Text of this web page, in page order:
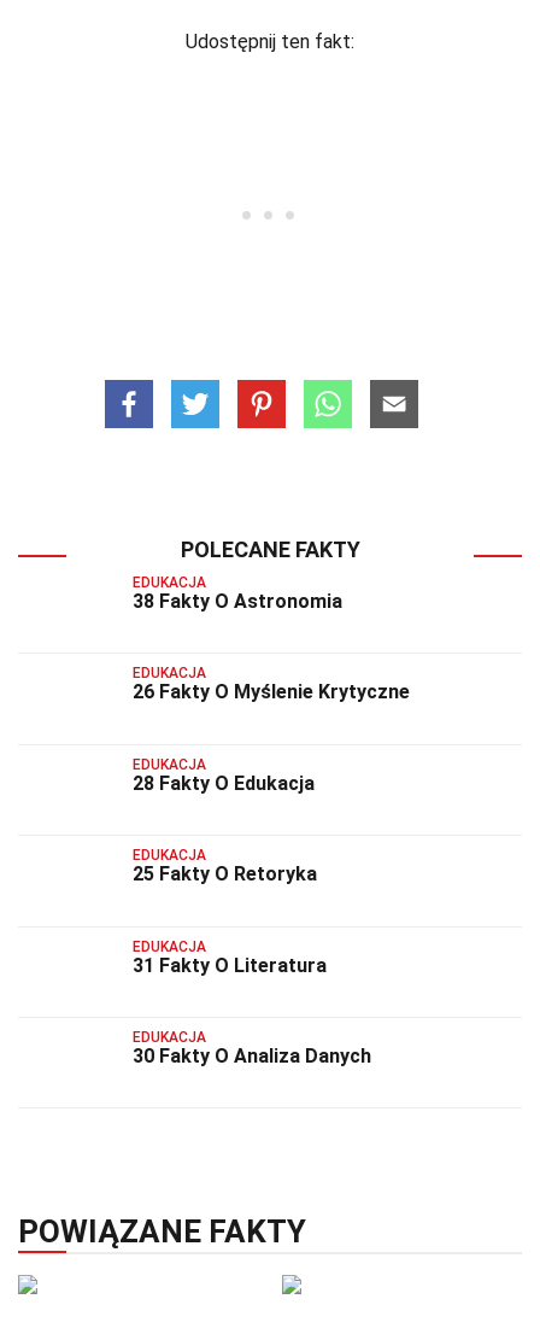
Udostępnij ten fakt:
POLECANE FAKTY
EDUKACJA
38 Fakty O Astronomia
EDUKACJA
26 Fakty O Myślenie Krytyczne
EDUKACJA
28 Fakty O Edukacja
EDUKACJA
25 Fakty O Retoryka
EDUKACJA
31 Fakty O Literatura
EDUKACJA
30 Fakty O Analiza Danych
POWIĄZANE FAKTY